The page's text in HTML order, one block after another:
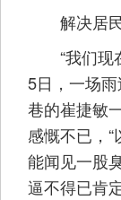
解决居民
“我们现在
5日，一场
巷的崔捷敏
感慨不已，
能闻见一股
逼不得已肯